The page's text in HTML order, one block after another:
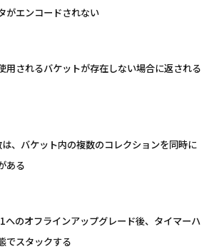
がエンコードされない
用されるバケットが存在しない場合に返される
、バケット内の複数のコレクションを同時に
ある
のオフラインアップグレード後、タイマーハ
でスタックする